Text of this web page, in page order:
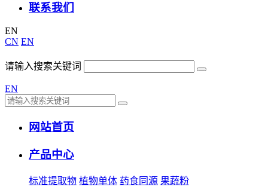
联系我们
EN
CN EN
请输入搜索关键词
EN
网站首页
产品中心
标准提取物 植物单体 药食同源 果蔬粉